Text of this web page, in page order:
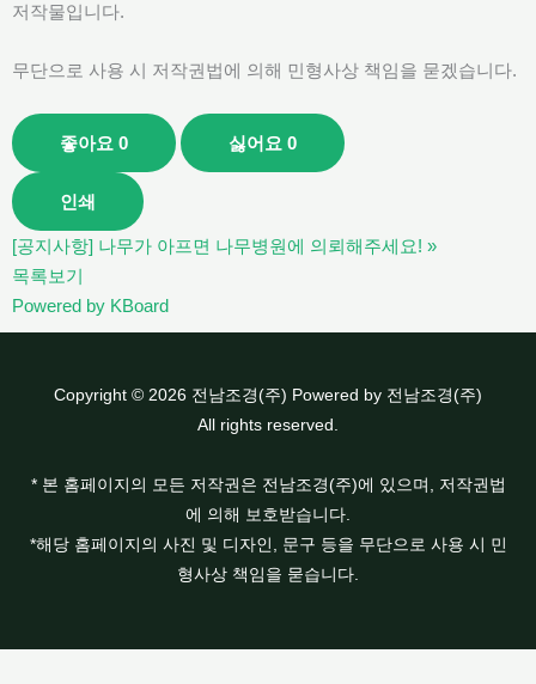
저작물입니다.
무단으로 사용 시 저작권법에 의해 민형사상 책임을 묻겠습니다.
좋아요 0 싫어요 0
인쇄
[공지사항] 나무가 아프면 나무병원에 의뢰해주세요! »
목록보기
Powered by KBoard
Copyright © 2026 전남조경(주) Powered by 전남조경(주)
All rights reserved.
* 본 홈페이지의 모든 저작권은 전남조경(주)에 있으며, 저작권법
에 의해 보호받습니다.
*해당 홈페이지의 사진 및 디자인, 문구 등을 무단으로 사용 시 민
형사상 책임을 묻습니다.